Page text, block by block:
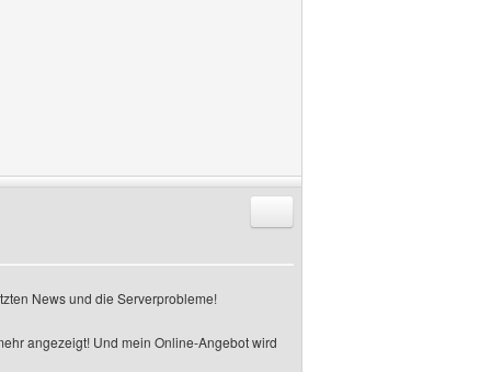
News und die Serverprobleme!
angezeigt! Und mein Online-Angebot wird